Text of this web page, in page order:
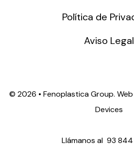
Política de
Aviso Legal
© 2026 • Fenoplastica Group.
Devices
Llámanos al 93